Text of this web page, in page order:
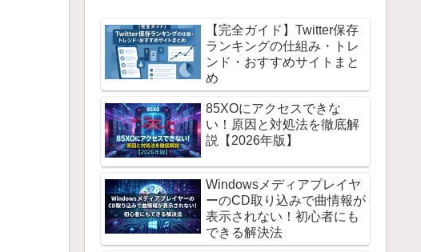
【完全ガイド】Twitter保存
ランキングの仕組み・トレ
ンド・おすすめサイトまと
め
85XOにアクセスできな
い！原因と対処法を徹底解
説【2026年版】
Windowsメディアプレイヤ
ーのCD取り込みで曲情報が
表示されない！初心者にも
できる解決法